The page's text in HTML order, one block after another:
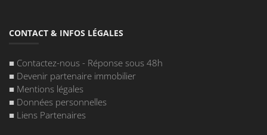
CONTACT & INFOS LÉGALES
■ Contactez-nous - Réponse sous 48h
■ Devenir partenaire immobilier
■ Mentions légales
■ Données personnelles
■ Liens Partenaires